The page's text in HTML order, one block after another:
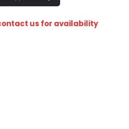
us for availability